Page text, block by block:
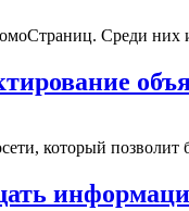
Среди
который